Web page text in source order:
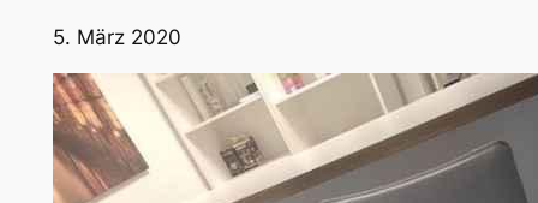
5. März 2020